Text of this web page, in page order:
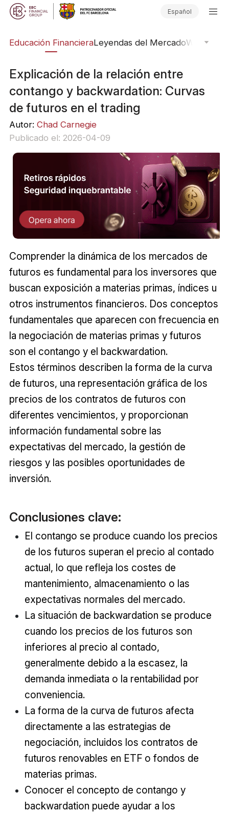
Español
Educación FinancieraLeyendas del MercadoWebinars
Explicación de la relación entre
contango y backwardation: Curvas
de futuros en el trading
Autor: Chad Carnegie
Publicado el: 2026-04-09
Comprender la dinámica de los mercados de
futuros es fundamental para los inversores que
buscan exposición a materias primas, índices u
otros instrumentos financieros. Dos conceptos
fundamentales que aparecen con frecuencia en
la negociación de materias primas y futuros
son el contango y el backwardation.
Estos términos describen la forma de la curva
de futuros, una representación gráfica de los
precios de los contratos de futuros con
diferentes vencimientos, y proporcionan
información fundamental sobre las
expectativas del mercado, la gestión de
riesgos y las posibles oportunidades de
inversión.
Conclusiones clave:
El contango se produce cuando los precios
de los futuros superan el precio al contado
actual, lo que refleja los costes de
mantenimiento, almacenamiento o las
expectativas normales del mercado.
La situación de backwardation se produce
cuando los precios de los futuros son
inferiores al precio al contado,
generalmente debido a la escasez, la
demanda inmediata o la rentabilidad por
conveniencia.
La forma de la curva de futuros afecta
directamente a las estrategias de
negociación, incluidos los contratos de
futuros renovables en ETF o fondos de
materias primas.
Conocer el concepto de contango y
backwardation puede ayudar a los